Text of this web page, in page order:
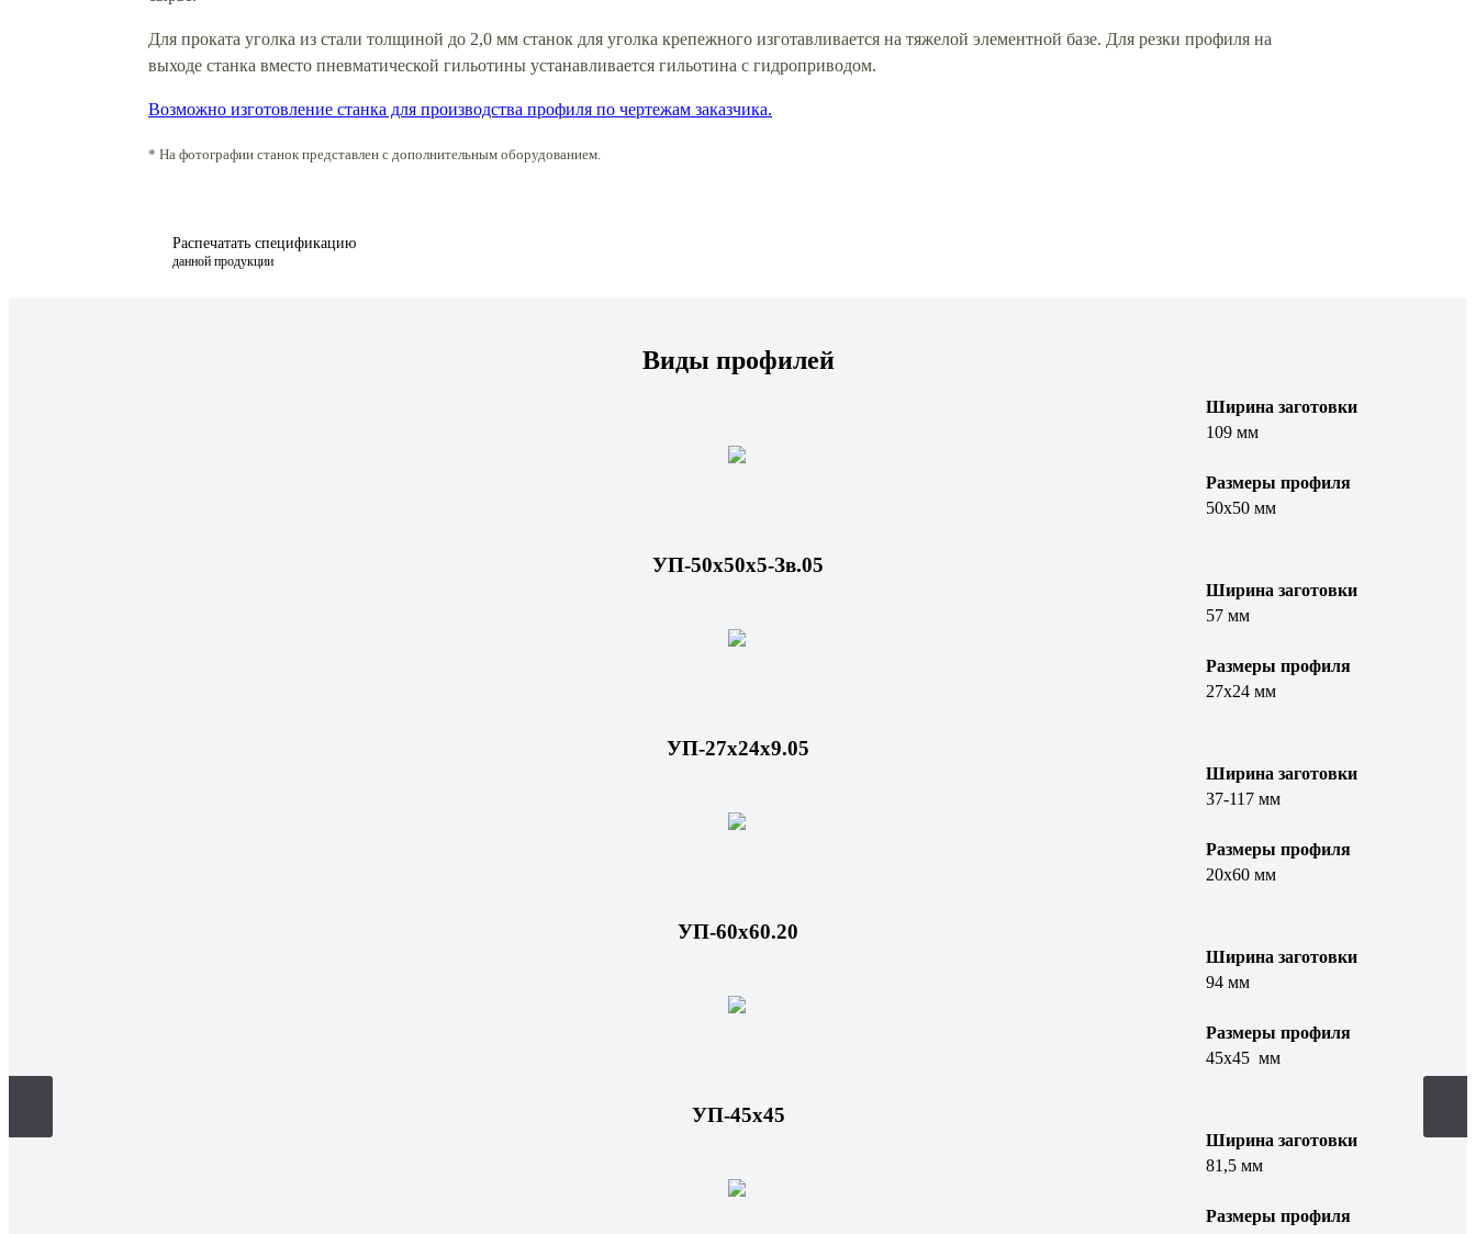
Для проката уголка из стали толщиной до 2,0 мм станок для уголка крепежного изготавливается на тяжелой элементной базе. Для резки профиля на
выходе станка вместо пневматической гильотины устанавливается гильотина с гидроприводом.
Возможно изготовление станка для производства профиля по чертежам заказчика.
* На фотографии станок представлен с дополнительным оборудованием.
Распечатать спецификацию
данной продукции
Виды профилей
Ширина заготовки
109 мм
Размеры профиля
50х50 мм
УП-50х50х5-Зв.05
Ширина заготовки
57 мм
Размеры профиля
27х24 мм
УП-27x24x9.05
Ширина заготовки
37-117 мм
Размеры профиля
20х60 мм
УП-60х60.20
Ширина заготовки
94 мм
Размеры профиля
45х45 мм
УП-45х45
Ширина заготовки
81,5 мм
Размеры профиля